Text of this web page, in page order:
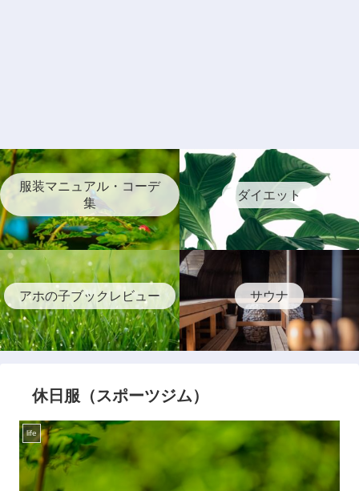
服装マニュアル・コーデ
集
ダイエット
アホの子ブックレビュー サウナ
休日服（スポーツジム）
life